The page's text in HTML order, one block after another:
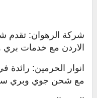
شركة الرهوان: تقدم
الاردن مع خدمات بري
انوار الحرمين:
مع شحن جوي وبري